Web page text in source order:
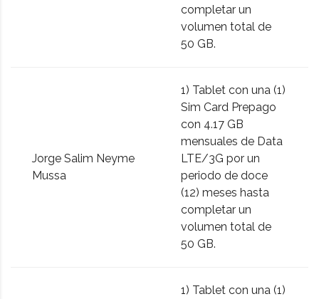
completar un
volumen total de
50 GB.
Jorge Salim Neyme
Mussa
1) Tablet con una (1)
Sim Card Prepago
con 4.17 GB
mensuales de Data
LTE/3G por un
periodo de doce
(12) meses hasta
completar un
volumen total de
50 GB.
1) Tablet con una (1)